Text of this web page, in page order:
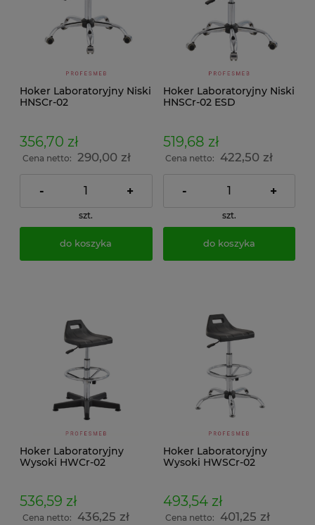
Hoker Laboratoryjny Niski
HNSCr-02
356,70 zł
Cena netto: 290,00 zł
- +
szt.
do koszyka
Hoker Laboratoryjny Niski
HNSCr-02 ESD
519,68 zł
Cena netto: 422,50 zł
- +
szt.
do koszyka
Hoker Laboratoryjny
Wysoki HWCr-02
536,59 zł
Cena netto: 436,25 zł
Hoker Laboratoryjny
Wysoki HWSCr-02
493,54 zł
Cena netto: 401,25 zł